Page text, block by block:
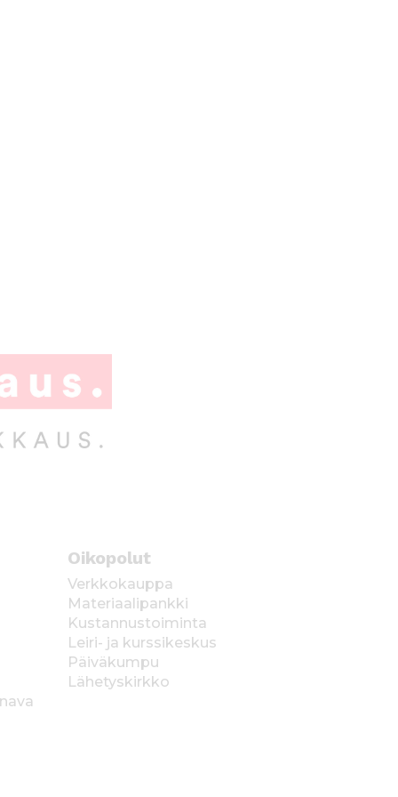
Oikopolut
Verkkokauppa
Materiaalipankki
Kustannustoiminta
Leiri- ja kurssikeskus
Päiväkumpu
Lähetyskirkko